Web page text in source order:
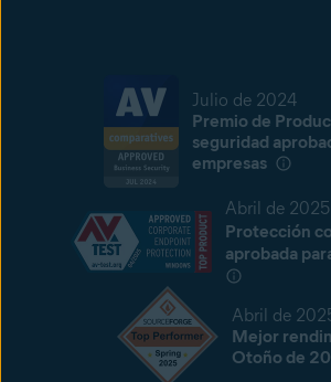
Julio de 2024
Premio de
seguridad
empresas
Abril de 2025
Protección
aprobada
Abril de
Mejor
Otoño de